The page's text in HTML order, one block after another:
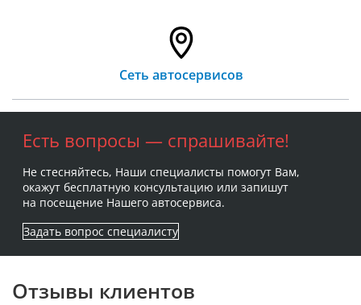
Сеть автосервисов
Есть вопросы — спрашивайте!
Не стесняйтесь, Наши специалисты помогут Вам,
окажут бесплатную консультацию или запишут
на посещение Нашего автосервиса.
Задать вопрос специалисту
Отзывы клиентов